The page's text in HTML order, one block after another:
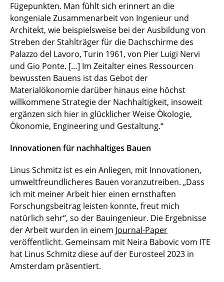
Fügepunkten. Man fühlt sich erinnert an die
kongeniale Zusammenarbeit von Ingenieur und
Architekt, wie beispielsweise bei der Ausbildung von
Streben der Stahlträger für die Dachschirme des
Palazzo del Lavoro, Turin 1961, von Pier Luigi Nervi
und Gio Ponte. […] Im Zeitalter eines Ressourcen
bewussten Bauens ist das Gebot der
Materialökonomie darüber hinaus eine höchst
willkommene Strategie der Nachhaltigkeit, insoweit
ergänzen sich hier in glücklicher Weise Ökologie,
Ökonomie, Engineering und Gestaltung.“
Innovationen für nachhaltiges Bauen
Linus Schmitz ist es ein Anliegen, mit Innovationen,
umweltfreundlicheres Bauen voranzutreiben. „Dass
ich mit meiner Arbeit hier einen ernsthaften
Forschungsbeitrag leisten konnte, freut mich
natürlich sehr“, so der Bauingenieur. Die Ergebnisse
der Arbeit wurden in einem Journal-Paper
veröffentlicht. Gemeinsam mit Neira Babovic vom ITE
hat Linus Schmitz diese auf der Eurosteel 2023 in
Amsterdam präsentiert.